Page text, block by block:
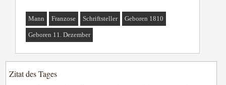
Mann Franzose Schriftsteller Geboren 1810
Geboren 11. Dezember
Zitat des Tages